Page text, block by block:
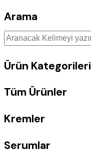
Arama
Ürün Kategorileri
Tüm Ürünler
Kremler
Serumlar